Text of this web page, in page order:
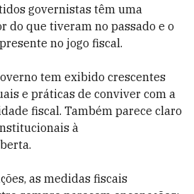
governistas têm uma
do que tiveram no passado e o
no jogo fiscal.
tem exibido crescentes
e práticas de conviver com a
fiscal. Também parece claro
à
as medidas fiscais